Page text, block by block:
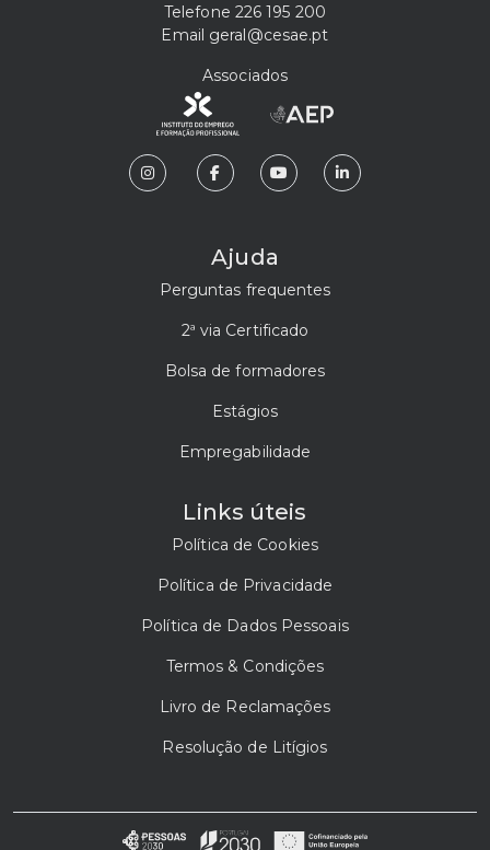
Telefone 226 195 200
Email geral@cesae.pt
Associados
Ajuda
Perguntas frequentes
2ª via Certificado
Bolsa de formadores
Estágios
Empregabilidade
Links úteis
Política de Cookies
Política de Privacidade
Política de Dados Pessoais
Termos & Condições
Livro de Reclamações
Resolução de Litígios